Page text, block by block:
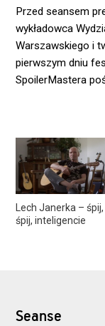
Lech Janerka – śpij,
śpij, inteligencie
Przed seansem
wykładowca
Warszawskiego i
pierwszym dniu
SpoilerMastera
Seanse